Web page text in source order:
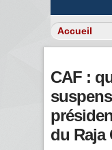
CAF :
du Raja